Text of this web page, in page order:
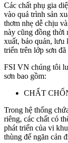
Các chất phụ gia
vào quá trình sản
thơm nhẹ dễ chịu
này cũng đồng thời
xuất, bảo quản, lưu
triển trên lớp sơn
FSI VN chúng tôi
sơn bao gồm:
CHẤT
Trong hệ thống
riêng, các chất có
phát triển của vi
thùng để ngăn cản